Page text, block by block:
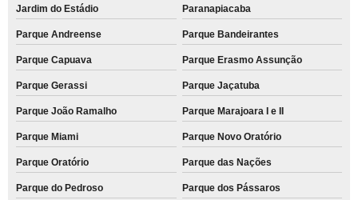
Jardim do Estádio Paranapiacaba
Parque Andreense Parque Bandeirantes
Parque Capuava Parque Erasmo Assunção
Parque Gerassi Parque Jaçatuba
Parque João Ramalho Parque Marajoara I e II
Parque Miami Parque Novo Oratório
Parque Oratório Parque das Nações
Parque do Pedroso Parque dos Pássaros